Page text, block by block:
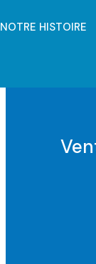
NOTRE HISTOIRE